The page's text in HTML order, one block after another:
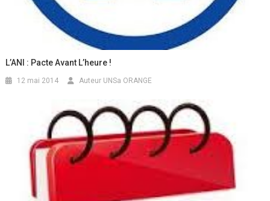
L’ANI : Pacte Avant L’heure !
12 mai 2014 Auteur UNSa ORANGE